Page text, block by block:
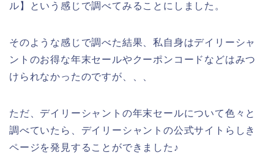
ル】という感じで調べてみることにしました。
そのような感じで調べた結果、私自身はデイリーシャ
ントのお得な年末セールやクーポンコードなどはみつ
けられなかったのですが、、、
ただ、デイリーシャントの年末セールについて色々と
調べていたら、デイリーシャントの公式サイトらしき
ページを発見することができました♪